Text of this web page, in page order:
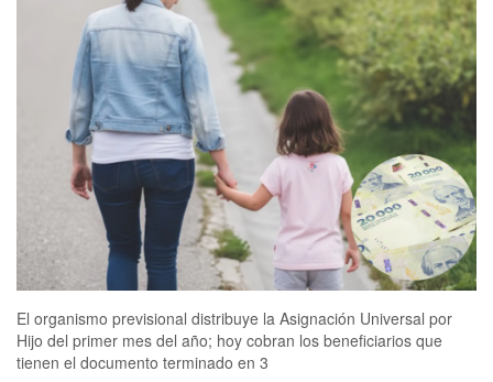
El organismo previsional distribuye la Asignación Universal por
Hijo del primer mes del año; hoy cobran los beneficiarios que
tienen el documento terminado en 3